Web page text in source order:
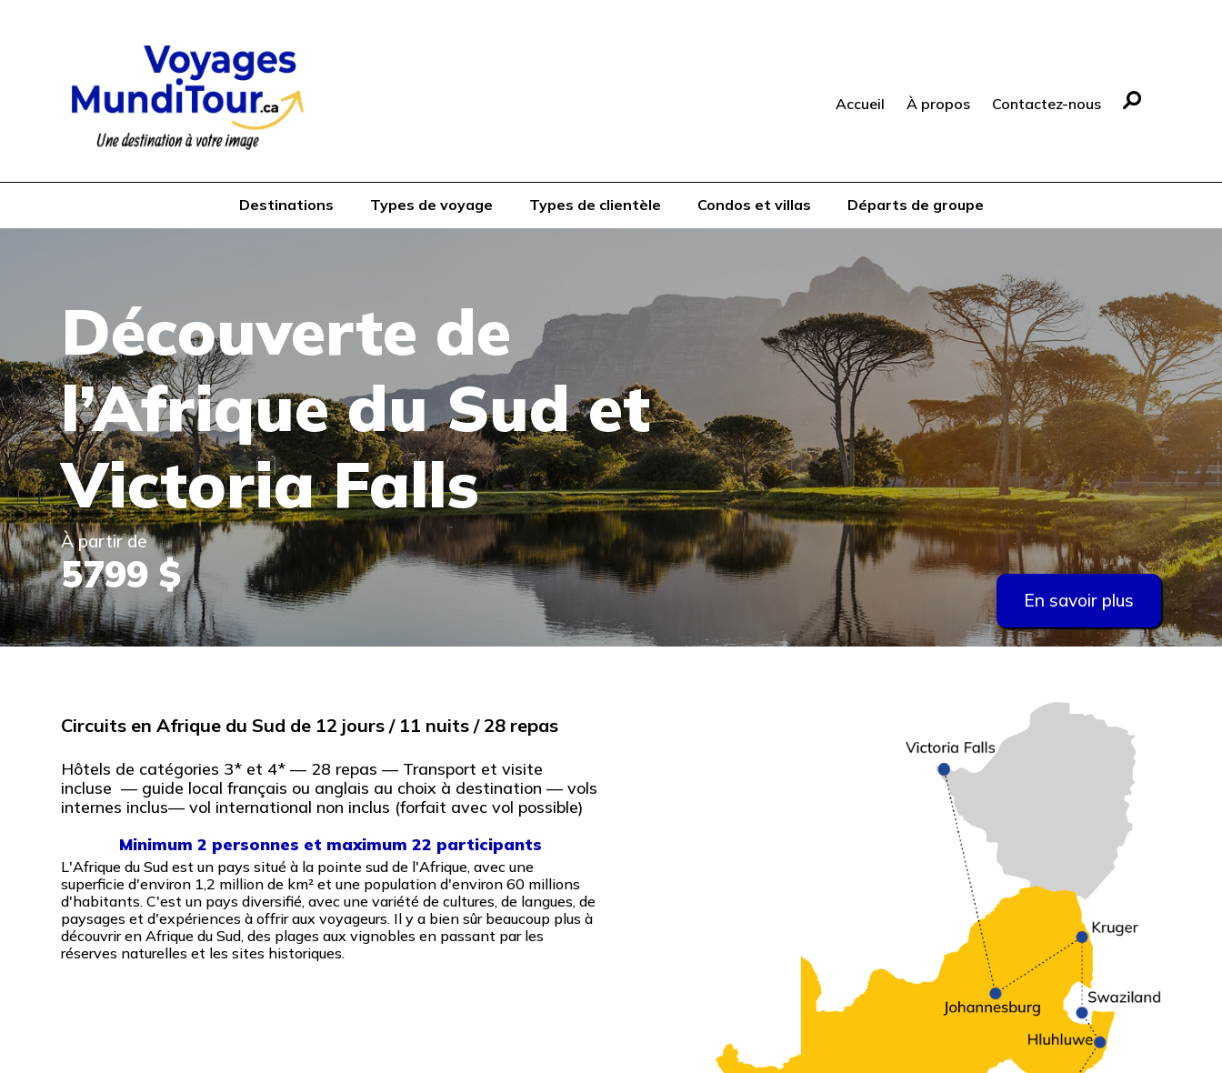
Accueil À propos Contactez-nous
Destinations Types de voyage Types de clientèle Condos et villas Départs de groupe
Découverte de
l’Afrique du Sud et
Victoria Falls
À partir de
5799 $
En savoir plus
Circuits en Afrique du Sud de 12 jours / 11 nuits / 28 repas
Hôtels de catégories 3* et 4* — 28 repas — Transport et visite
incluse — guide local français ou anglais au choix à destination — vols
internes inclus— vol international non inclus (forfait avec vol possible)
Minimum 2 personnes et maximum 22 participants
L'Afrique du Sud est un pays situé à la pointe sud de l'Afrique, avec une
superficie d'environ 1,2 million de km² et une population d'environ 60 millions
d'habitants. C'est un pays diversifié, avec une variété de cultures, de langues, de
paysages et d'expériences à offrir aux voyageurs. Il y a bien sûr beaucoup plus à
découvrir en Afrique du Sud, des plages aux vignobles en passant par les
réserves naturelles et les sites historiques.